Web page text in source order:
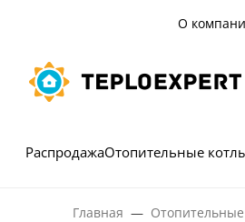
О
РаспродажаОтопительные
Главная